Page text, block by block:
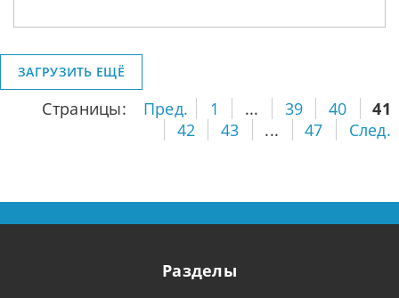
действующего коллегиального
руководящего органа в соответствии с
уставом
ЗАГРУЗИТЬ ЕЩЁ
Страницы: Пред. 1 ... 39 40
41
42
43 ... 47 След.
Разделы